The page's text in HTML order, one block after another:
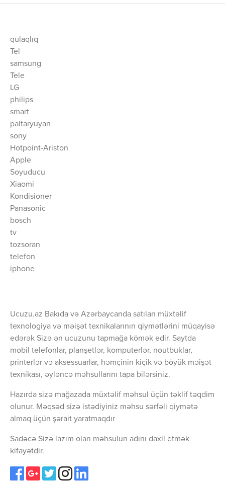
qulaqlıq
Tel
samsung
Tele
LG
philips
smart
paltaryuyan
sony
Hotpoint-Ariston
Apple
Soyuducu
Xiaomi
Kondisioner
Panasonic
bosch
tv
tozsoran
telefon
iphone
Ucuzu.az Bakıda və Azərbaycanda satılan müxtəlif
texnologiya və məişət texnikalarının qiymətlərini müqayisə
edərək Sizə ən ucuzunu tapmağa kömək edir. Saytda
mobil telefonlar, planşetlər, komputerlər, noutbuklar,
printerlər və aksessuarlar, həmçinin kiçik və böyük məişət
texnikası, əyləncə məhsullarını tapa bilərsiniz.
Hazırda sizə mağazada müxtəlif məhsul üçün təklif təqdim
olunur. Məqsəd sizə istədiyiniz məhsu sərfəli qiymətə
almaq üçün şərait yaratmaqdır
Sadəcə Sizə lazım olan məhsulun adını daxil etmək
kifayətdir.